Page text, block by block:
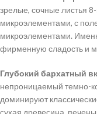
зрелые, сочные листья
микроэлементами, с
микроэлементами.
фирменную сладость и
Глубокий бархатный
непроницаемый темно-
доминируют
сухая древесина,